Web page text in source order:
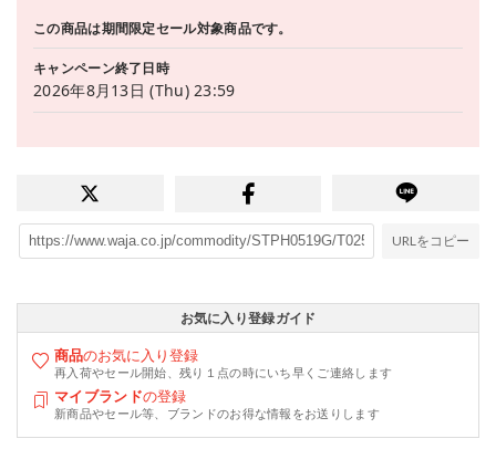
この商品は期間限定セール対象商品です。
キャンペーン終了日時
2026年8月13日 (Thu) 23:59
URLをコピー
お気に入り登録ガイド
商品のお気に入り登録
再入荷やセール開始、残り１点の時にいち早くご連絡します
マイブランドの登録
新商品やセール等、ブランドのお得な情報をお送りします